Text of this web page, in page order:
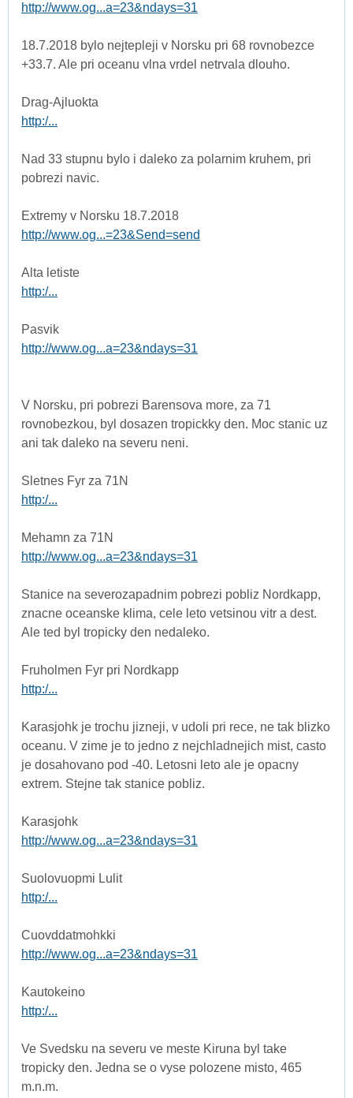
http://www.og...a=23&ndays=31
18.7.2018 bylo nejtepleji v Norsku pri 68 rovnobezce
+33.7. Ale pri oceanu vlna vrdel netrvala dlouho.
Drag-Ajluokta
http:/...
Nad 33 stupnu bylo i daleko za polarnim kruhem, pri
pobrezi navic.
Extremy v Norsku 18.7.2018
http://www.og...=23&Send=send
Alta letiste
http:/...
Pasvik
http://www.og...a=23&ndays=31
V Norsku, pri pobrezi Barensova more, za 71
rovnobezkou, byl dosazen tropickky den. Moc stanic uz
ani tak daleko na severu neni.
Sletnes Fyr za 71N
http:/...
Mehamn za 71N
http://www.og...a=23&ndays=31
Stanice na severozapadnim pobrezi pobliz Nordkapp,
znacne oceanske klima, cele leto vetsinou vitr a dest.
Ale ted byl tropicky den nedaleko.
Fruholmen Fyr pri Nordkapp
http:/...
Karasjohk je trochu jizneji, v udoli pri rece, ne tak blizko
oceanu. V zime je to jedno z nejchladnejich mist, casto
je dosahovano pod -40. Letosni leto ale je opacny
extrem. Stejne tak stanice pobliz.
Karasjohk
http://www.og...a=23&ndays=31
Suolovuopmi Lulit
http:/...
Cuovddatmohkki
http://www.og...a=23&ndays=31
Kautokeino
http:/...
Ve Svedsku na severu ve meste Kiruna byl take
tropicky den. Jedna se o vyse polozene misto, 465
m.n.m.